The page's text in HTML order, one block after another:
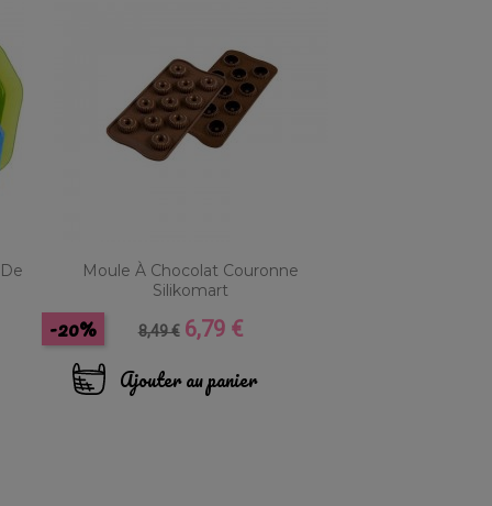
Moule À Chocolat Couronne
Silikomart
Prix
base
8,49 €
-20% Prix
6,79 €
Ajouter au panier